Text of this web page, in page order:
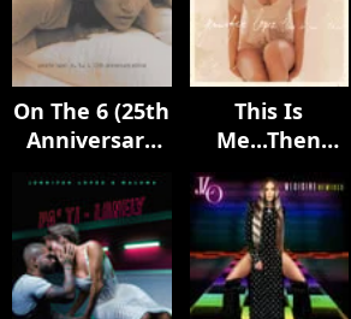
On The 6 (25th
Anniversary
This Is
Me...Then
Anniversary
Edition)